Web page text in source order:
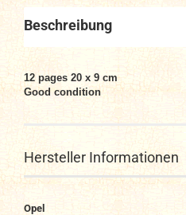
Beschreibung
12 pages 20 x 9 cm
Good condition
Hersteller Informationen
Opel